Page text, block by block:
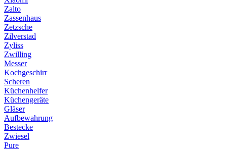
Zalto
Zassenhaus
Zetzsche
Zilverstad
Zyliss
Zwilling
Messer
Kochgeschirr
Scheren
Küchenhelfer
Küchengeräte
Gläser
Aufbewahrung
Bestecke
Zwiesel
Pure